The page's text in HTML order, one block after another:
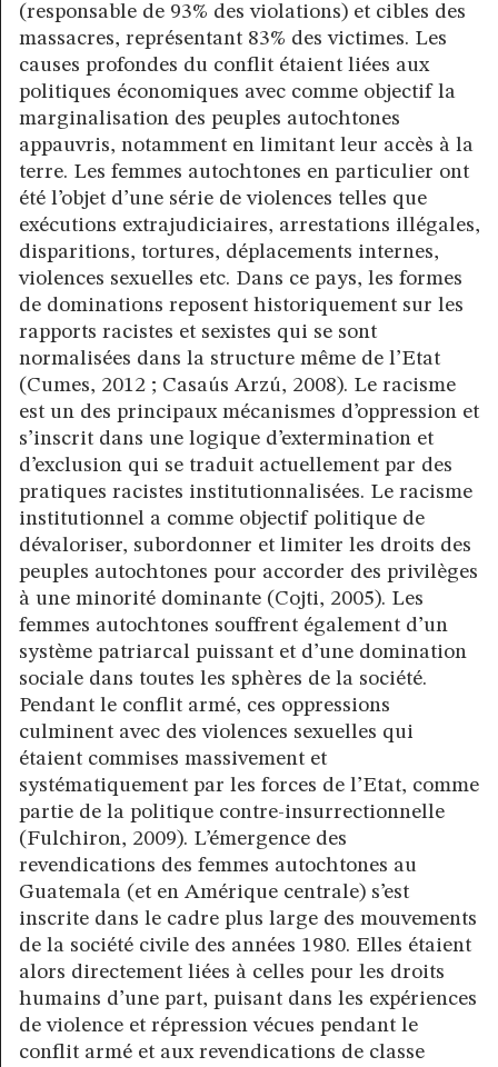
(responsable de 93% des violations) et cibles des
massacres, représentant 83% des victimes. Les
causes profondes du conflit étaient liées aux
politiques économiques avec comme objectif la
marginalisation des peuples autochtones
appauvris, notamment en limitant leur accès à la
terre. Les femmes autochtones en particulier ont
été l’objet d’une série de violences telles que
exécutions extrajudiciaires, arrestations illégales,
disparitions, tortures, déplacements internes,
violences sexuelles etc. Dans ce pays, les formes
de dominations reposent historiquement sur les
rapports racistes et sexistes qui se sont
normalisées dans la structure même de l’Etat
(Cumes, 2012 ; Casaús Arzú, 2008). Le racisme
est un des principaux mécanismes d’oppression et
s’inscrit dans une logique d’extermination et
d’exclusion qui se traduit actuellement par des
pratiques racistes institutionnalisées. Le racisme
institutionnel a comme objectif politique de
dévaloriser, subordonner et limiter les droits des
peuples autochtones pour accorder des privilèges
à une minorité dominante (Cojti, 2005). Les
femmes autochtones souffrent également d’un
système patriarcal puissant et d’une domination
sociale dans toutes les sphères de la société.
Pendant le conflit armé, ces oppressions
culminent avec des violences sexuelles qui
étaient commises massivement et
systématiquement par les forces de l’Etat, comme
partie de la politique contre-insurrectionnelle
(Fulchiron, 2009). L’émergence des
revendications des femmes autochtones au
Guatemala (et en Amérique centrale) s’est
inscrite dans le cadre plus large des mouvements
de la société civile des années 1980. Elles étaient
alors directement liées à celles pour les droits
humains d’une part, puisant dans les expériences
de violence et répression vécues pendant le
conflit armé et aux revendications de classe